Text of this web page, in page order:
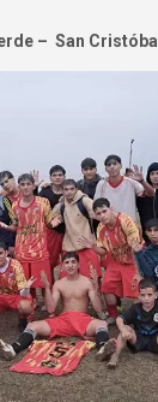
– San Cristóbal